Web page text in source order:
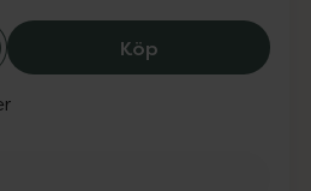
KöpToppik Spray